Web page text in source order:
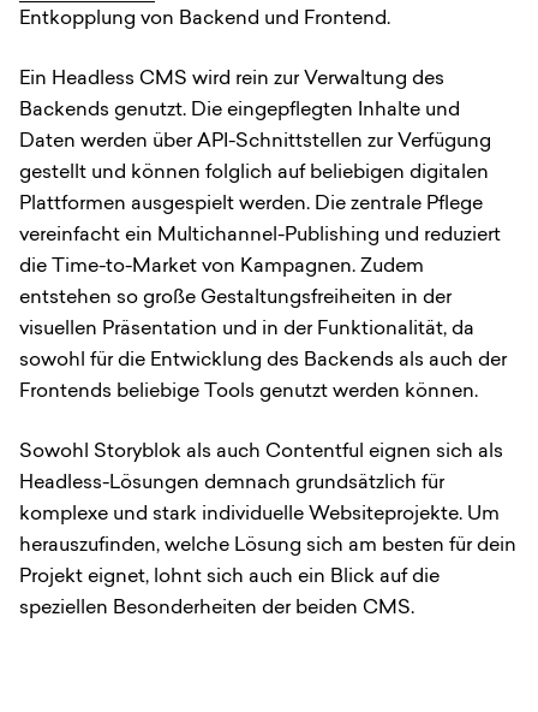
Entkopplung von Backend und Frontend.
Ein Headless CMS wird rein zur Verwaltung des
Backends genutzt. Die eingepflegten Inhalte und
Daten werden über API-Schnittstellen zur Verfügung
gestellt und können folglich auf beliebigen digitalen
Plattformen ausgespielt werden. Die zentrale Pflege
vereinfacht ein Multichannel-Publishing und reduziert
die Time-to-Market von Kampagnen. Zudem
entstehen so große Gestaltungsfreiheiten in der
visuellen Präsentation und in der Funktionalität, da
sowohl für die Entwicklung des Backends als auch der
Frontends beliebige Tools genutzt werden können.
Sowohl Storyblok als auch Contentful eignen sich als
Headless-Lösungen demnach grundsätzlich für
komplexe und stark individuelle Websiteprojekte. Um
herauszufinden, welche Lösung sich am besten für dein
Projekt eignet, lohnt sich auch ein Blick auf die
speziellen Besonderheiten der beiden CMS.